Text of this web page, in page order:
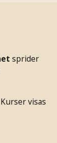
sprider
visas